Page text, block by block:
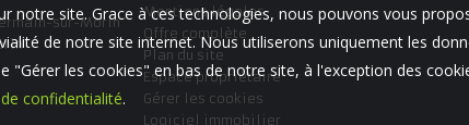
sur-Morin
Mentions légales
Offre complète
Plan du site
Espace propriétaire
Gérer les cookies
Logiciel immobilier
site. Grace à ces technologies, nous pouvons vous
de notre site internet. Nous utiliserons uniquement les
les cookies" en bas de notre site, à l'exception des
confidentialité.